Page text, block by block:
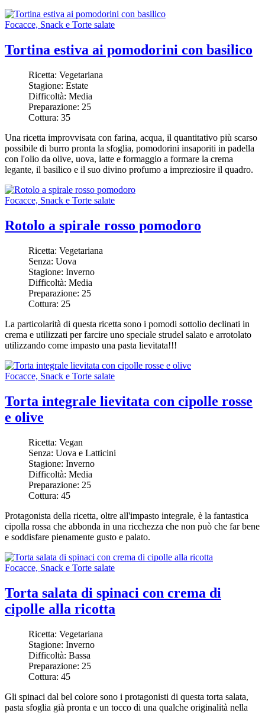
Focacce, Snack e Torte salate
Tortina estiva ai pomodorini con basilico
Ricetta: Vegetariana
Stagione: Estate
Difficoltà: Media
Preparazione: 25
Cottura: 35
Una ricetta improvvisata con farina, acqua, il quantitativo più scarso
possibile di burro pronta la sfoglia, pomodorini insaporiti in padella
con l'olio da olive, uova, latte e formaggio a formare la crema
legante, il basilico e il suo divino profumo a impreziosire il quadro.
Focacce, Snack e Torte salate
Rotolo a spirale rosso pomodoro
Ricetta: Vegetariana
Senza: Uova
Stagione: Inverno
Difficoltà: Media
Preparazione: 25
Cottura: 25
La particolarità di questa ricetta sono i pomodi sottolio declinati in
crema e utilizzati per farcire uno speciale strudel salato e arrotolato
utilizzando come impasto una pasta lievitata!!!
Focacce, Snack e Torte salate
Torta integrale lievitata con cipolle rosse
e olive
Ricetta: Vegan
Senza: Uova e Latticini
Stagione: Inverno
Difficoltà: Media
Preparazione: 25
Cottura: 45
Protagonista della ricetta, oltre all'impasto integrale, è la fantastica
cipolla rossa che abbonda in una ricchezza che non può che far bene
e soddisfare pienamente gusto e palato.
Focacce, Snack e Torte salate
Torta salata di spinaci con crema di
cipolle alla ricotta
Ricetta: Vegetariana
Stagione: Inverno
Difficoltà: Bassa
Preparazione: 25
Cottura: 45
Gli spinaci dal bel colore sono i protagonisti di questa torta salata,
pasta sfoglia già pronta e un tocco di una qualche originalità nella